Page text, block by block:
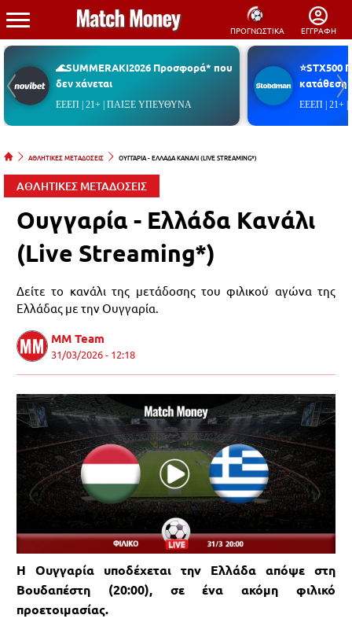
ΠΡΟΓΝΩΣΤΙΚΑ ΕΓΓΡΑΦΗ
🌊SUMMERAKI2026 Προσφορά* που
δεν χάνεται
ΕΕΕΠ | 21+ | ΠΑΙΞΕ ΥΠΕΥΘΥΝΑ
⭐STX500
ΕΕΕΠ | 21+
ΑΘΛΗΤΙΚΕΣ ΜΕΤΑΔΟΣΕΙΣ ΟΥΓΓΑΡΙΑ - ΕΛΛΑΔΑ ΚΑΝΑΛΙ (LIVE STREAMING*)
ΑΘΛΗΤΙΚΕΣ ΜΕΤΑΔΟΣΕΙΣ
Ουγγαρία - Ελλάδα Κανάλι
(Live Streaming*)
Δείτε το κανάλι της μετάδοσης του φιλικού αγώνα της
Ελλάδας με την Ουγγαρία.
MM Team
31/03/2026 - 12:18
Η Ουγγαρία υποδέχεται την Ελλάδα απόψε στη
Βουδαπέστη (20:00), σε ένα ακόμη φιλικό
προετοιμασίας.